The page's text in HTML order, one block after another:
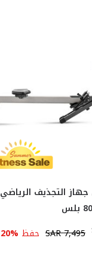
التجذيف الرياضي
SAR7,495 حفظ 20%